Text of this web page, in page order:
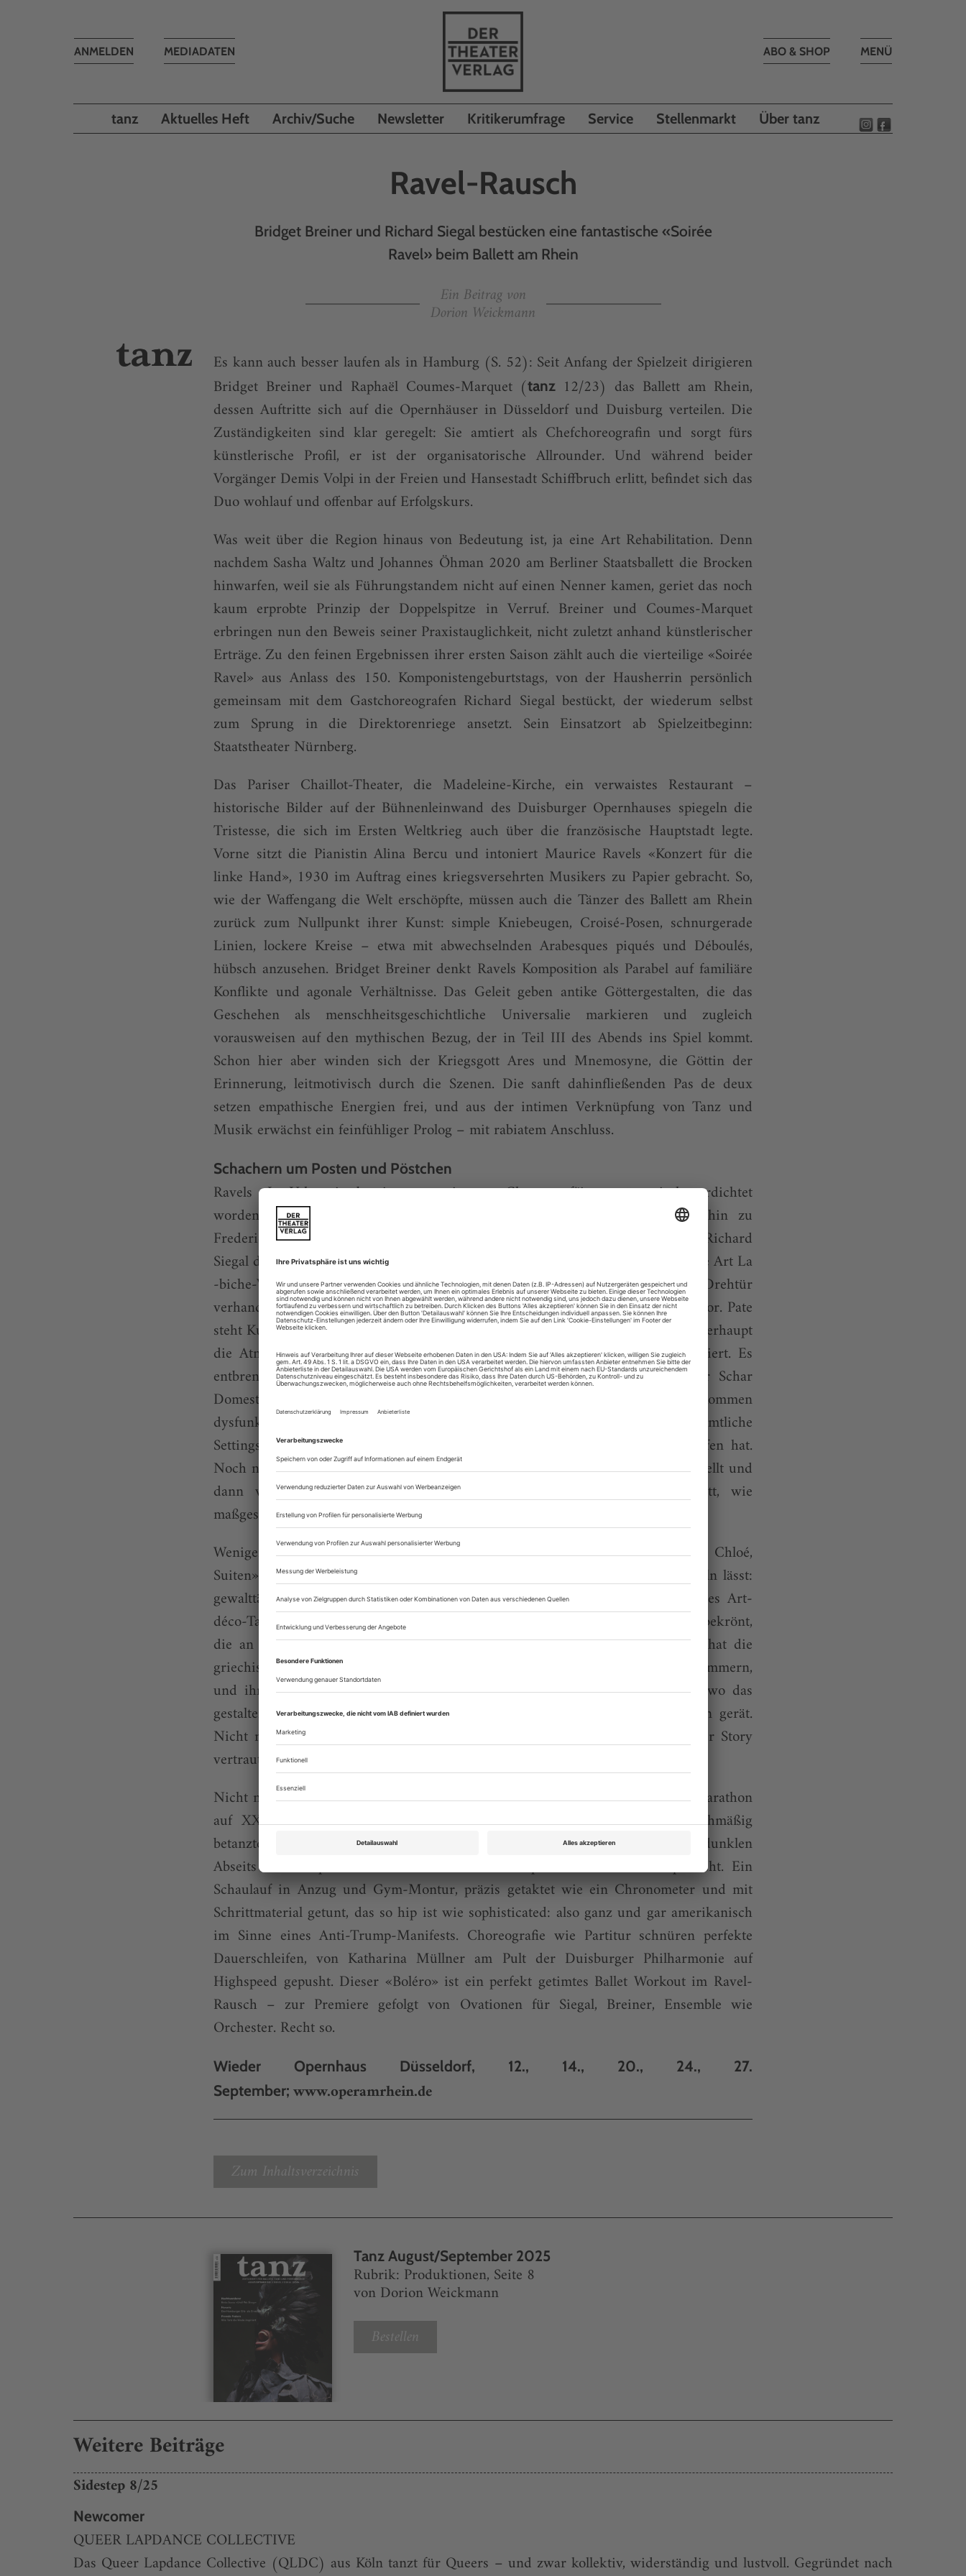
Toggle
MENÜ
ABO & SHOP
MEDIADATEN
Toggle
ANMELDEN
tanz Aktuelles Heft Archiv/Suche Newsletter Kritikerumfrage Service Stellenmarkt Über tanz
Ravel-Rausch
Bridget Breiner und Richard Siegal bestücken eine fantastische «Soirée
Ravel» beim Ballett am Rhein
Ein Beitrag von
Dorion Weickmann
Es kann auch besser laufen als in Hamburg (S. 52): Seit Anfang der Spielzeit dirigieren
Bridget Breiner und Raphaël Coumes-Marquet (tanz12/23) das Ballett am Rhein,
dessen Auftritte sich auf die Opernhäuser in Düsseldorf und Duisburg verteilen. Die
Zuständigkeiten sind klar geregelt: Sie amtiert als Chefchoreografin und sorgt fürs
künstlerische Profil, er ist der organisatorische Allrounder. Und während beider
Vorgänger Demis Volpi in der Freien und Hansestadt Schiffbruch erlitt, befindet sich das
Duo wohlauf und offenbar auf Erfolgskurs.
Was weit über die Region hinaus von Bedeutung ist, ja eine Art Rehabilitation. Denn
nachdem Sasha Waltz und Johannes Öhman 2020 am Berliner Staatsballett die Brocken
hinwarfen, weil sie als Führungstandem nicht auf einen Nenner kamen, geriet das noch
kaum erprobte Prinzip der Doppelspitze in Verruf. Breiner und Coumes-Marquet
erbringen nun den Beweis seiner Praxistauglichkeit, nicht zuletzt anhand künstlerischer
Erträge. Zu den feinen Ergebnissen ihrer ersten Saison zählt auch die vierteilige «Soirée
Ravel» aus Anlass des 150. Komponistengeburtstags, von der Hausherrin persönlich
gemeinsam mit dem Gastchoreografen Richard Siegal bestückt, der wiederum selbst
zum Sprung in die Direktorenriege ansetzt. Sein Einsatzort ab Spielzeitbeginn:
Staatstheater Nürnberg.
Das Pariser Chaillot-Theater, die Madeleine-Kirche, ein verwaistes Restaurant –
historische Bilder auf der Bühnenleinwand des Duisburger Opernhauses spiegeln die
Tristesse, die sich im Ersten Weltkrieg auch über die französische Hauptstadt legte.
Vorne sitzt die Pianistin Alina Bercu und intoniert Maurice Ravels «Konzert für die
linke Hand», 1930 im Auftrag eines kriegsversehrten Musikers zu Papier gebracht. So,
wie der Waffengang die Welt erschöpfte, müssen auch die Tänzer des Ballett am Rhein
zurück zum Nullpunkt ihrer Kunst: simple Kniebeugen, Croisé-Posen, schnurgerade
Linien, lockere Kreise – etwa mit abwechselnden Arabesques piqués und Déboulés,
hübsch anzusehen. Bridget Breiner denkt Ravels Komposition als Parabel auf familiäre
Konflikte und agonale Verhältnisse. Das Geleit geben antike Göttergestalten, die das
Geschehen als menschheitsgeschichtliche Universalie markieren und zugleich
vorausweisen auf den mythischen Bezug, der in Teil III des Abends ins Spiel kommt.
Schon hier aber winden sich der Kriegsgott Ares und Mnemosyne, die Göttin der
Erinnerung, leitmotivisch durch die Szenen. Die sanft dahinfließenden Pas de deux
setzen empathische Energien frei, und aus der intimen Verknüpfung von Tanz und
Musik erwächst ein feinfühliger Prolog – mit rabiatem Anschluss.
Schachern um Posten und Pöstchen
Ravels «La Valse» ist bereits von eminenten Choreograf*innen tänzerisch verdichtet
worden, angefangen bei Bronislava Nijinska über George Balanchine bis hin zu
Frederick Ashton (um nur die berühmtesten zu nennen). Jetzt also kommt Richard
Siegal daher und übersetzt die fabelhafte Hommage an den Dreivierteltakt in eine Art La
-biche-Vaudeville am Abgrund: ein irrwitzig groteskes, zwischen Tisch und Drehtür
verhandeltes Machtspektakel mit galligem Humor und hohem Unterhaltungsfaktor. Pate
steht Kurt Jooss’ «Der Grüne Tisch», der in Bewegungszitaten aufscheint und überhaupt
die Atmosphäre des Schacherns um Posten, Pöstchen und Positionen aromatisiert. Es
entbrennt: ein Showdown zwischen diktatorischem Herrenmensch und einer Schar
Domestiken – mit mörderischer Stoßrichtung. Toxisch, dekadent und vollkommen
dysfunktional rotiert dieses destruktive Kollektiv durch den Raum, den – wie sämtliche
Settings und Kostüme der vier Uraufführungen – Jean-Marc Puissant entworfen hat.
Noch nie hat «La Valse», von Serge Diaghilew für seine Ballets Russes erst bestellt und
dann verworfen, so ungeschminkt den Untergang beschworen. Ein Ballett, wie
maßgeschneidert für die Zustände anno 2025.
Weniger zeitgeistig radikal als meditativ fällt Bridget Breiners «Daphnis et Chloé,
Suiten» aus, das gleich drei Libido-Varianten von antiken Divinitäten verhandeln lässt:
gewalttätiges, romantisches und reifes Verlangen. Was ein feingliedrig bewegtes Art-
déco-Tableau ergibt, locker mit «Faun»-Zitaten versetzt und einer Apotheose bekrönt,
die an Maurice Béjarts paarverherrlichendes «Sacre»-Finale erinnert. Breiner hat die
griechische Vasenmalerei ebenso studiert wie die Fresken ägyptischer Grabkammern,
und ihre großartig präparierten Tänzer*innen scheren selbst dort nicht aus, wo das
gestalterische Gefüge aufgrund inhaltlicher Überfrachtung leicht ins Knirschen gerät.
Nicht nur deshalb sei empfohlen, sich vor dem Besuch der Vorstellung mit der Story
vertraut zu machen.
Nicht nötig beim Schlussknaller, Richard Siegals als «Boléro» getarntem City-Marathon
auf XXL-Laufband, mit Salsa, Tango, Fandango-Anklängen und spitzenschuhmäßig
betanztem Sneaker. Wer sich hier nicht entschieden vorwärts schiebt, landet im dunklen
Abseits – und sprintet natürlich nur Sekunden später zurück ins Rampenlicht. Ein
Schaulauf in Anzug und Gym-Montur, präzis getaktet wie ein Chronometer und mit
Schrittmaterial getunt, das so hip ist wie sophisticated: also ganz und gar amerikanisch
im Sinne eines Anti-Trump-Manifests. Choreografie wie Partitur schnüren perfekte
Dauerschleifen, von Katharina Müllner am Pult der Duisburger Philharmonie auf
Highspeed gepusht. Dieser «Boléro» ist ein perfekt getimtes Ballet Workout im Ravel-
Rausch – zur Premiere gefolgt von Ovationen für Siegal, Breiner, Ensemble wie
Orchester. Recht so.
Wieder Opernhaus Düsseldorf, 12., 14., 20., 24., 27.
September; www.operamrhein.de
Zum Inhaltsverzeichnis
Tanz August/September 2025
Rubrik: Produktionen, Seite 8
von Dorion Weickmann
Bestellen
Weitere Beiträge
Sidestep 8/25
Newcomer
QUEER LAPDANCE COLLECTIVE
Das Queer Lapdance Collective (QLDC) aus Köln tanzt für Queers – und zwar kollektiv, widerständig und lustvoll. Gegründet nach